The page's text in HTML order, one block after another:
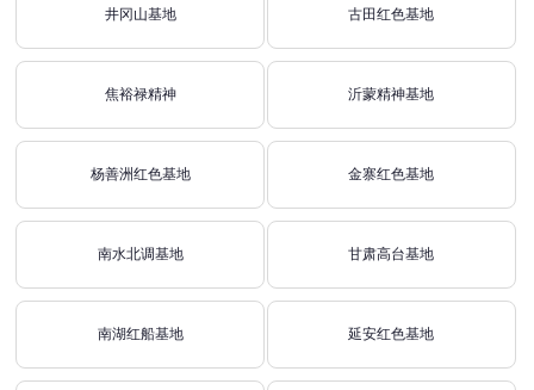
井冈山基地 古田红色基地
焦裕禄精神 沂蒙精神基地
杨善洲红色基地 金寨红色基地
南水北调基地 甘肃高台基地
南湖红船基地 延安红色基地